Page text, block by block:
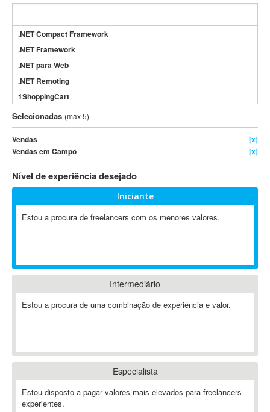
.NET Compact Framework
.NET Framework
.NET para Web
.NET Remoting
1ShoppingCart
3DS Max
3GSM
4D Dimension
A&P
A-GPS
A2Billing
AAUS Scientific Diver
Abaqus
ABIS
Ableton Push
Abstract
Abstract Window Toolkit (AWT)
Absynth
Selecionadas (max 5)
Vendas
[x]
Vendas em Campo
[x]
Nível de experiência desejado
Iniciante
Estou a procura de freelancers com os menores valores.
Intermediário
Estou a procura de uma combinação de experiência e valor.
Especialista
Estou disposto a pagar valores mais elevados para freelancers
experientes.